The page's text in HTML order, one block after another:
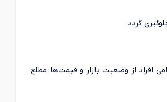
گردد.
افراد از وضعیت بازار و قیمت‌ها مطلع